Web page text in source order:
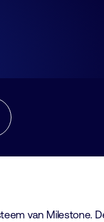
van Milestone.